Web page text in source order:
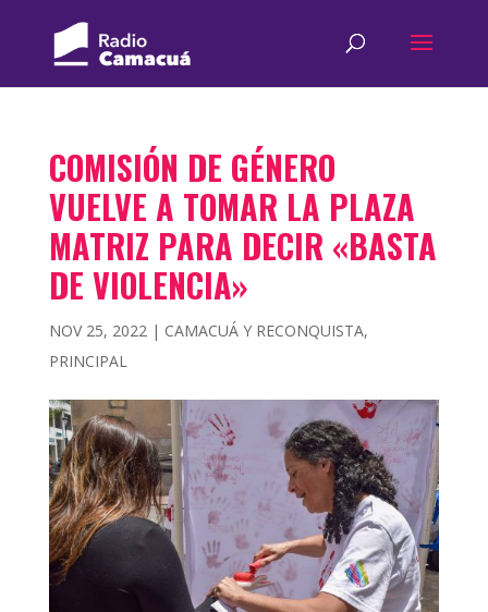
COMISIÓN DE GÉNERO
VUELVE A TOMAR LA PLAZA
MATRIZ PARA DECIR «BASTA
DE VIOLENCIA»
NOV 25, 2022| CAMACUÁ Y RECONQUISTA,
PRINCIPAL